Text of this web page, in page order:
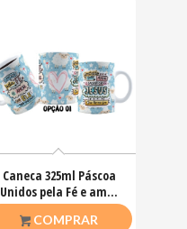
Caneca 325ml Páscoa
Unidos pela Fé e amor
que ele nos ensinou
COMPRAR